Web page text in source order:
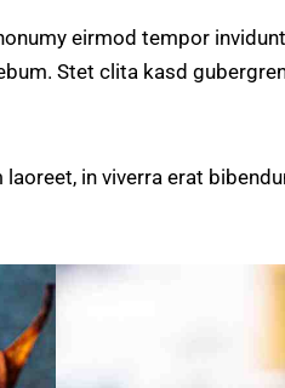
eirmod tempor
Stet clita kasd
in viverra erat